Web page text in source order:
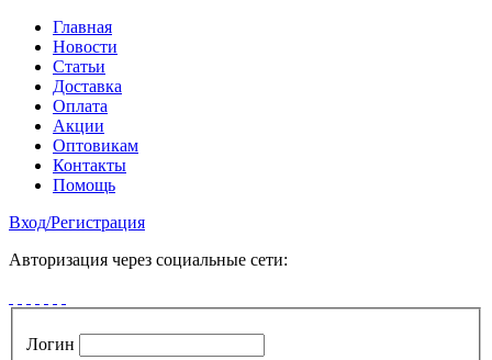
Главная
Новости
Статьи
Доставка
Оплата
Акции
Оптовикам
Контакты
Помощь
Вход/Регистрация
Авторизация через социальные сети:
Логин